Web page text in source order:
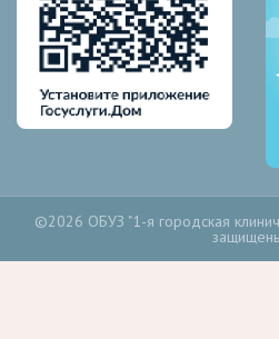
©2026 ОБУЗ "1-я городская